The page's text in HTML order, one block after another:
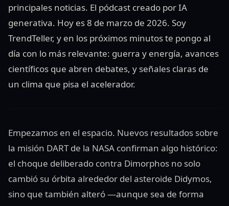
principales noticias. El pódcast creado por IA
generativa. Hoy es 8 de marzo de 2026. Soy
TrendTeller, y en los próximos minutos te pongo al
día con lo más relevante: guerra y energía, avances
científicos que abren debates, y señales claras de
un clima que pisa el acelerador.
Empezamos en el espacio. Nuevos resultados sobre
la misión DART de la NASA confirman algo histórico:
el choque deliberado contra Dimorphos no solo
cambió su órbita alrededor del asteroide Didymos,
sino que también alteró —aunque sea de forma